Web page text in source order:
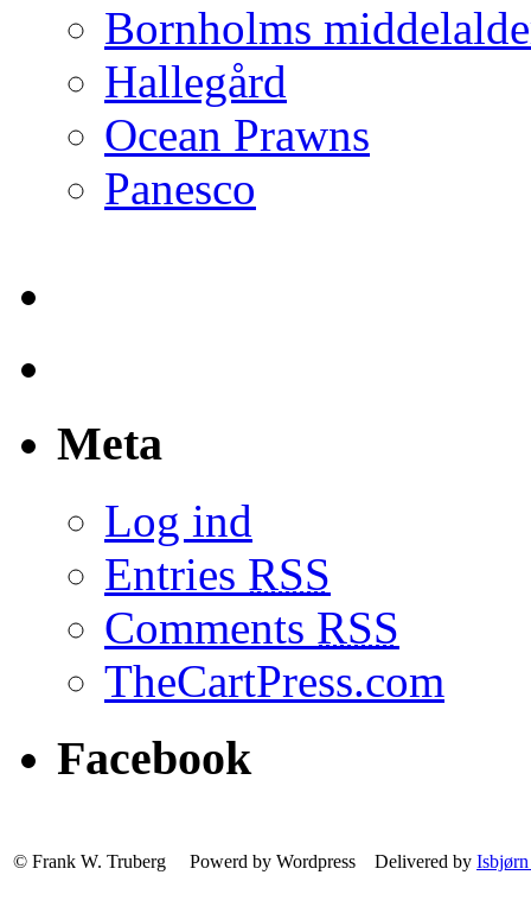
Bornholms
Hallegård
Ocean Prawns
Panesco
Meta
Log ind
Entries RSS
Comments RSS
TheCartPress.com
Facebook
© Frank W. Truberg Powerd by Wordpress Delivered by